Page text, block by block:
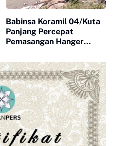
Babinsa Koramil 04/Kuta
Panjang Percepat
Pemasangan Hanger
Gantung Kejar Target
Cepat Selesai